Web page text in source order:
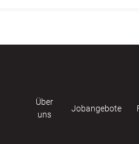
Über
uns
Jobangebote